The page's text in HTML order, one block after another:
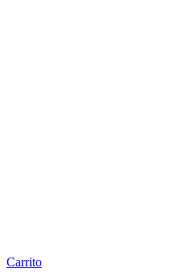
Carrito